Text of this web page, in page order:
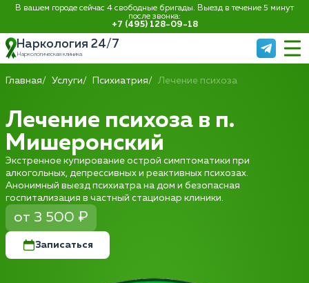
В вашем городе сейчас 4 свободные бригады. Выезд в течение 5 минут
после звонка:
+7 (495) 128-09-18
Наркология 24/7
Наркологическая клиника
Главная Услуги Психиатрия Лечение психоза
Лечение психоза в п.
Мишеронский
Экстренное купирование острой симптоматики при
алкогольных, депрессивных и реактивных психозах.
Анонимный выезд психиатра на дом и безопасная
госпитализация в частный стационар клиники.
от 3 500 ₽
Записаться